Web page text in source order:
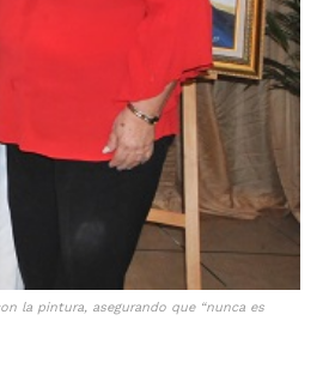
la pintura, asegurando que “nunca es